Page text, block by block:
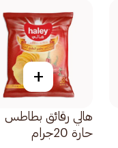
+
هالي رقائق بطاطس
حارة 20جرام